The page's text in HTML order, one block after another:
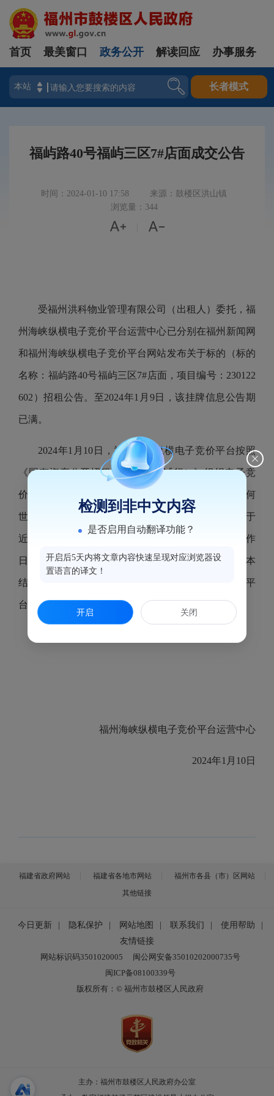
登录
首页 最美窗口 政务公开 解读回应 办事服务
长者模式
福屿路40号福屿三区7#店面成交公告
时间：2024-01-10 17:58
来源：鼓楼区洪山镇
浏览量：344
 
受福州洪科物业管理有限公司（出租人）委托，福
州海峡纵横电子竞价平台运营中心已分别在福州新闻网
和福州海峡纵横电子竞价平台网站发布关于标的（标的
名称：福屿路40号福屿三区7#店面，项目编号： 230122
602 ）招租公告。至2024年1 月 9日，该挂牌信息公告期
已满。
2024年1 月 10 日，福州海峡纵横电子竞价平台按照
《国有资产公开招租办理规程（试行）》组织电子竞
价。最终该标的以租金 月）成交，承租人为何
世应，竞价活动已经结束，该项目相关的交割手续将于
近期办理。现将本次竞价结果进行公告，公告 个工作
日（公告期：2024年1月10日-2024年1月16日），对本
结果有异议者请在公告期内向福州海峡纵横电子竞价平
台运营中心署名反映。
福州海峡纵横电子竞价平台运营中心
2024年1 月 10日
福建省政府网站 福建省各地市网站
福州市各县（市）区网站
其他链接
今日更新 隐私保护 网站地图 联系我们 使用帮助
友情链接
网站标识码3501020005
闽公网安备35010202000735号
闽ICP备08100339号
版权所有：© 福州市鼓楼区人民政府
主办：福州市鼓楼区人民政府办公室
检测到非中文内容
是否启用自动翻译功能？
开启后5天内将文章内容快速呈现对应浏览器设
置语言的译文！
开启 关闭